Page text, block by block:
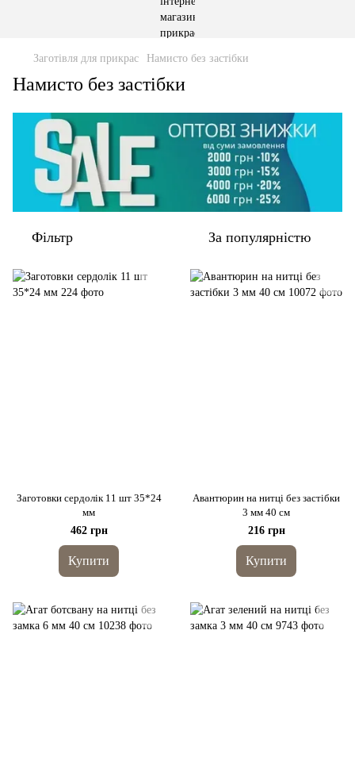
Заготівля для прикрас Намисто без застібки
Намисто без застібки
Фільтр За популярністю
Заготовки сердолік 11 шт 35*24
мм
462 грн
Купити
Авантюрин на нитці без застібки
3 мм 40 см
216 грн
Купити